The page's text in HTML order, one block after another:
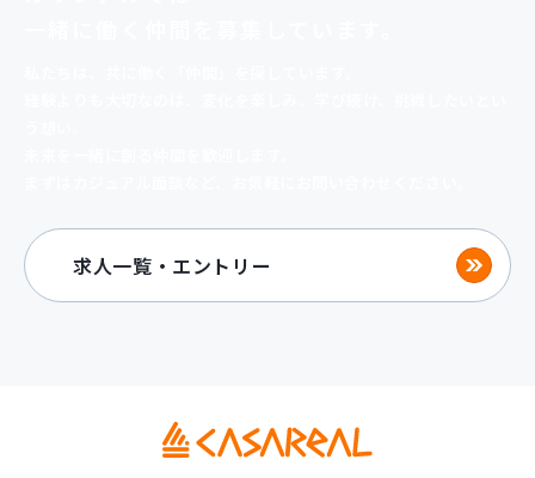
求人一覧・エントリー